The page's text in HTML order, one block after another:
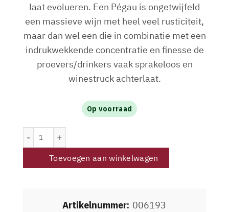
laat evolueren. Een Pégau is ongetwijfeld
een massieve wijn met heel veel rusticiteit,
maar dan wel een die in combinatie met een
indrukwekkende concentratie en finesse de
proevers/drinkers vaak sprakeloos en
winestruck achterlaat.
Op voorraad
Toevoegen aan winkelwagen
Artikelnummer: 006193